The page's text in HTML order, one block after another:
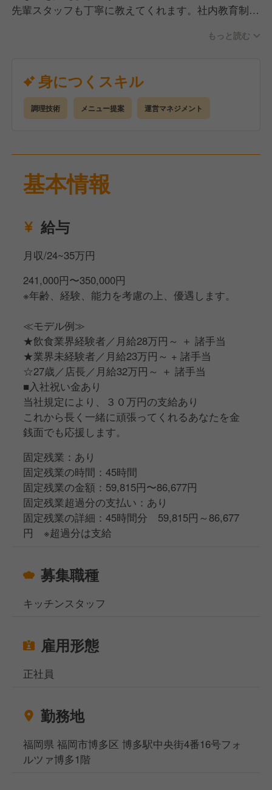
先輩スタッフも丁寧に教えてくれます。社内教育制
あり、スキルアップが可能。1つひとつ技術を
ある職場です。
もっと読む
身につくスキル
調理技術 メニュー提案 運営マネジメント
基本情報
給与
月収/24~35万円
241,000円〜350,000円
※年齢、経験、能力を考慮の上、優遇します。
≪モデル例≫
★飲食業界経験者／月給28万円～ ＋ 諸手当
★業界未経験者／月給23万円～ + 諸手当
☆27歳／店長／月給32万円～ ＋ 諸手当
■入社祝い金あり
当社規定により、３０万円の支給あり
これから長く一緒に頑張ってくれるあなたを金
銭面でも応援します。
固定残業：あり
固定残業の時間：45時間
固定残業の金額：59,815円〜86,677円
固定残業超過分の支払い：あり
固定残業の詳細：45時間分 59,815円～86,677
円 ※超過分は支給
募集職種
キッチンスタッフ
雇用形態
正社員
勤務地
福岡県 福岡市博多区 博多駅中央街4番16号フォ
ルツァ博多1階